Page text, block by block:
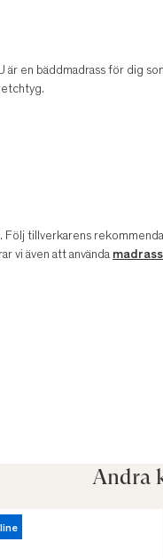
är en bäddmadrass för dig
Följ tillverkarens
vi även att använda
Andra